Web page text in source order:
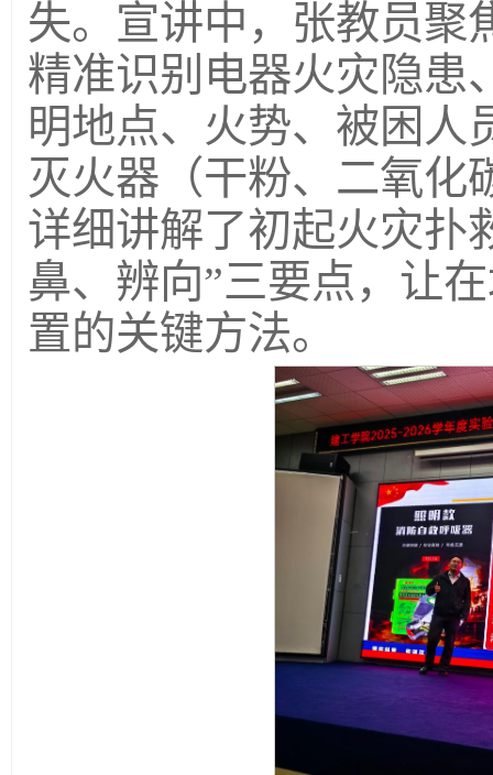
失。宣讲中，张教员聚
精准识别电器火灾隐患
明地点、火势、被困人
灭火器（干粉、二氧化
详细讲解了初起火灾扑
鼻、辨向”三要点，让
置的关键方法。